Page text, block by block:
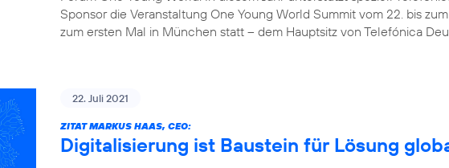
Sponsor die Veranstaltung One Young World Summit vom 22. bis
zum ersten Mal in München statt – dem Hauptsitz von Telefónica
22. Juli 2021
ZITAT MARKUS HAAS, CEO:
Digitalisierung ist Baustein für Lösung